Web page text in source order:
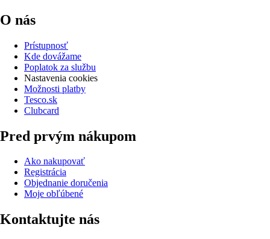
O nás
Prístupnosť
Kde dovážame
Poplatok za službu
Nastavenia cookies
Možnosti platby
Tesco.sk
Clubcard
Pred prvým nákupom
Ako nakupovať
Registrácia
Objednanie doručenia
Moje obľúbené
Kontaktujte nás